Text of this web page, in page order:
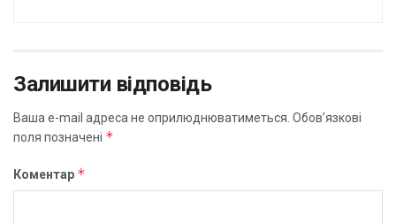
Залишити відповідь
Ваша e-mail адреса не оприлюднюватиметься. Обов’язкові
поля позначені *
Коментар *